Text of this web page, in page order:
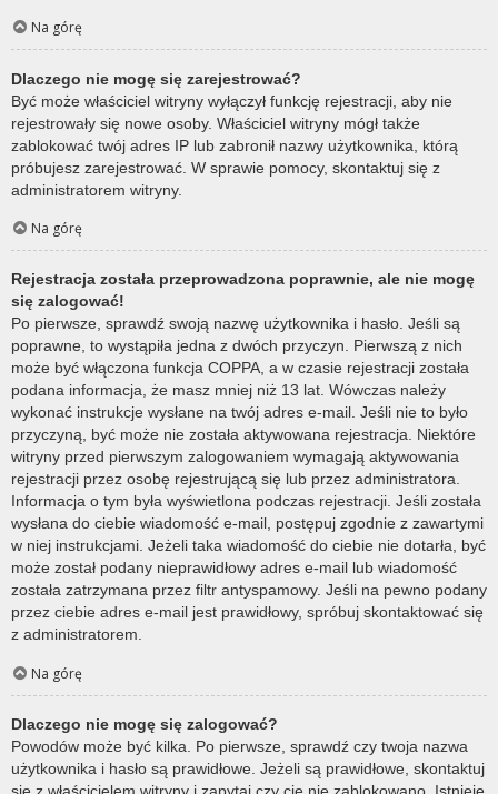
Na górę
Dlaczego nie mogę się zarejestrować?
Być może właściciel witryny wyłączył funkcję rejestracji, aby nie
rejestrowały się nowe osoby. Właściciel witryny mógł także
zablokować twój adres IP lub zabronił nazwy użytkownika, którą
próbujesz zarejestrować. W sprawie pomocy, skontaktuj się z
administratorem witryny.
Na górę
Rejestracja została przeprowadzona poprawnie, ale nie mogę
się zalogować!
Po pierwsze, sprawdź swoją nazwę użytkownika i hasło. Jeśli są
poprawne, to wystąpiła jedna z dwóch przyczyn. Pierwszą z nich
może być włączona funkcja COPPA, a w czasie rejestracji została
podana informacja, że masz mniej niż 13 lat. Wówczas należy
wykonać instrukcje wysłane na twój adres e-mail. Jeśli nie to było
przyczyną, być może nie została aktywowana rejestracja. Niektóre
witryny przed pierwszym zalogowaniem wymagają aktywowania
rejestracji przez osobę rejestrującą się lub przez administratora.
Informacja o tym była wyświetlona podczas rejestracji. Jeśli została
wysłana do ciebie wiadomość e-mail, postępuj zgodnie z zawartymi
w niej instrukcjami. Jeżeli taka wiadomość do ciebie nie dotarła, być
może został podany nieprawidłowy adres e-mail lub wiadomość
została zatrzymana przez filtr antyspamowy. Jeśli na pewno podany
przez ciebie adres e-mail jest prawidłowy, spróbuj skontaktować się
z administratorem.
Na górę
Dlaczego nie mogę się zalogować?
Powodów może być kilka. Po pierwsze, sprawdź czy twoja nazwa
użytkownika i hasło są prawidłowe. Jeżeli są prawidłowe, skontaktuj